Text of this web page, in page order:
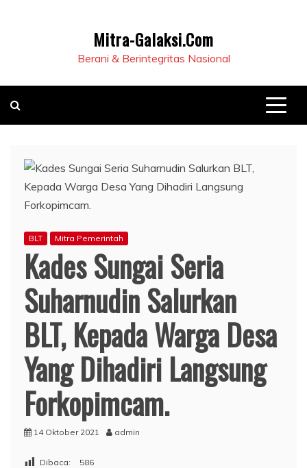
Mitra-Galaksi.Com
Berani & Berintegritas Nasional
BLT Mitra Pemerintah
Kades Sungai Seria
Suharnudin Salurkan
BLT, Kepada Warga Desa
Yang Dihadiri Langsung
Forkopimcam.
14 Oktober 2021 admin
Dibaca: 586